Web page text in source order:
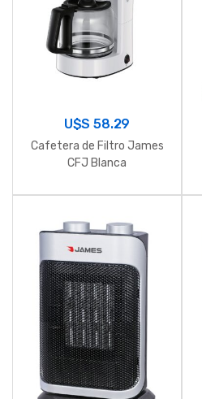
U$S58.29
Cafetera de Filtro James
CFJ Blanca